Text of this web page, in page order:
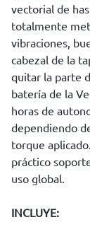
vectorial de
totalmente
vibraciones,
cabezal de la
quitar la parte
batería de la
horas de
dependiendo
torque
práctico
uso global.
INCLUYE: